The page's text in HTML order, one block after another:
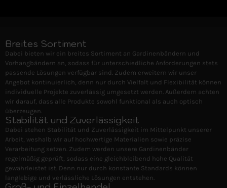
Breites Sortiment
Dabei bieten wir ein breites Sortiment an Gardinenbändern und
Vorhangbändern an, sodass für unterschiedliche Anforderungen stets
passende Lösungen verfügbar sind. Zudem erweitern wir unser
Angebot kontinuierlich, denn nur durch Vielfalt und Flexibilität können
individuelle Projekte zuverlässig umgesetzt werden. Außerdem achten
wir darauf, dass alle Produkte sowohl funktional als auch optisch
überzeugen.
Stabilität und Zuverlässigkeit
Dabei stehen Stabilität und Zuverlässigkeit im Mittelpunkt unserer
Arbeit, weshalb wir auf hochwertige Materialien sowie präzise
Verarbeitung setzen. Zudem werden unsere Gardinenbänder
regelmäßig geprüft, sodass eine gleichbleibend hohe Qualität
gewährleistet ist. Denn nur durch konstante Standards können
langlebige und verlässliche Lösungen entstehen.